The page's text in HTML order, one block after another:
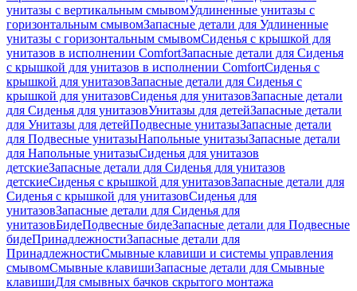
унитазы с вертикальным смывомУдлиненные унитазы с
горизонтальным смывомЗапасные детали для Удлиненные
унитазы с горизонтальным смывомСиденья с крышкой для
унитазов в исполнении ComfortЗапасные детали для Сиденья
с крышкой для унитазов в исполнении ComfortСиденья с
крышкой для унитазовЗапасные детали для Сиденья с
крышкой для унитазовСиденья для унитазовЗапасные детали
для Сиденья для унитазовУнитазы для детейЗапасные детали
для Унитазы для детейПодвесные унитазыЗапасные детали
для Подвесные унитазыНапольные унитазыЗапасные детали
для Напольные унитазыСиденья для унитазов
детскиеЗапасные детали для Сиденья для унитазов
детскиеСиденья с крышкой для унитазовЗапасные детали для
Сиденья с крышкой для унитазовСиденья для
унитазовЗапасные детали для Сиденья для
унитазовБидеПодвесные бидеЗапасные детали для Подвесные
бидеПринадлежностиЗапасные детали для
ПринадлежностиСмывные клавиши и системы управления
смывомСмывные клавишиЗапасные детали для Смывные
клавишиДля смывных бачков скрытого монтажа